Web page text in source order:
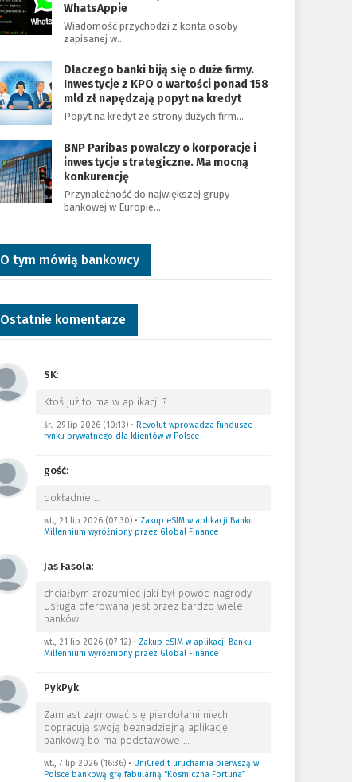
WhatsAppie
Wiadomość przychodzi z konta osoby
zapisanej w…
Dlaczego banki biją się o duże firmy.
Inwestycje z KPO o wartości ponad 158
mld zł napędzają popyt na kredyt
Popyt na kredyt ze strony dużych firm…
BNP Paribas powalczy o korporacje i
inwestycje strategiczne. Ma mocną
konkurencję
Przynależność do największej grupy
bankowej w Europie…
O tym mówią bankowcy
Ostatnie komentarze
SK:
Ktoś już to ma w aplikacji ? …
śr., 29 lip 2026 (10:13)• Revolut wprowadza fundusze
rynku prywatnego dla klientów w Polsce
gość:
dokładnie …
wt., 21 lip 2026 (07:30)• Zakup eSIM w aplikacji Banku
Millennium wyróżniony przez Global Finance
Jas Fasola:
chciałbym zrozumieć jaki był powód nagrody.
Usługa oferowana jest przez bardzo wiele
banków. …
wt., 21 lip 2026 (07:12)• Zakup eSIM w aplikacji Banku
Millennium wyróżniony przez Global Finance
PykPyk:
Zamiast zajmować się pierdołami niech
dopracują swoją beznadziejną aplikację
bankową bo ma podstawowe …
wt., 7 lip 2026 (16:36)• UniCredit uruchamia pierwszą w
Polsce bankową grę fabularną “Kosmiczna Fortuna”